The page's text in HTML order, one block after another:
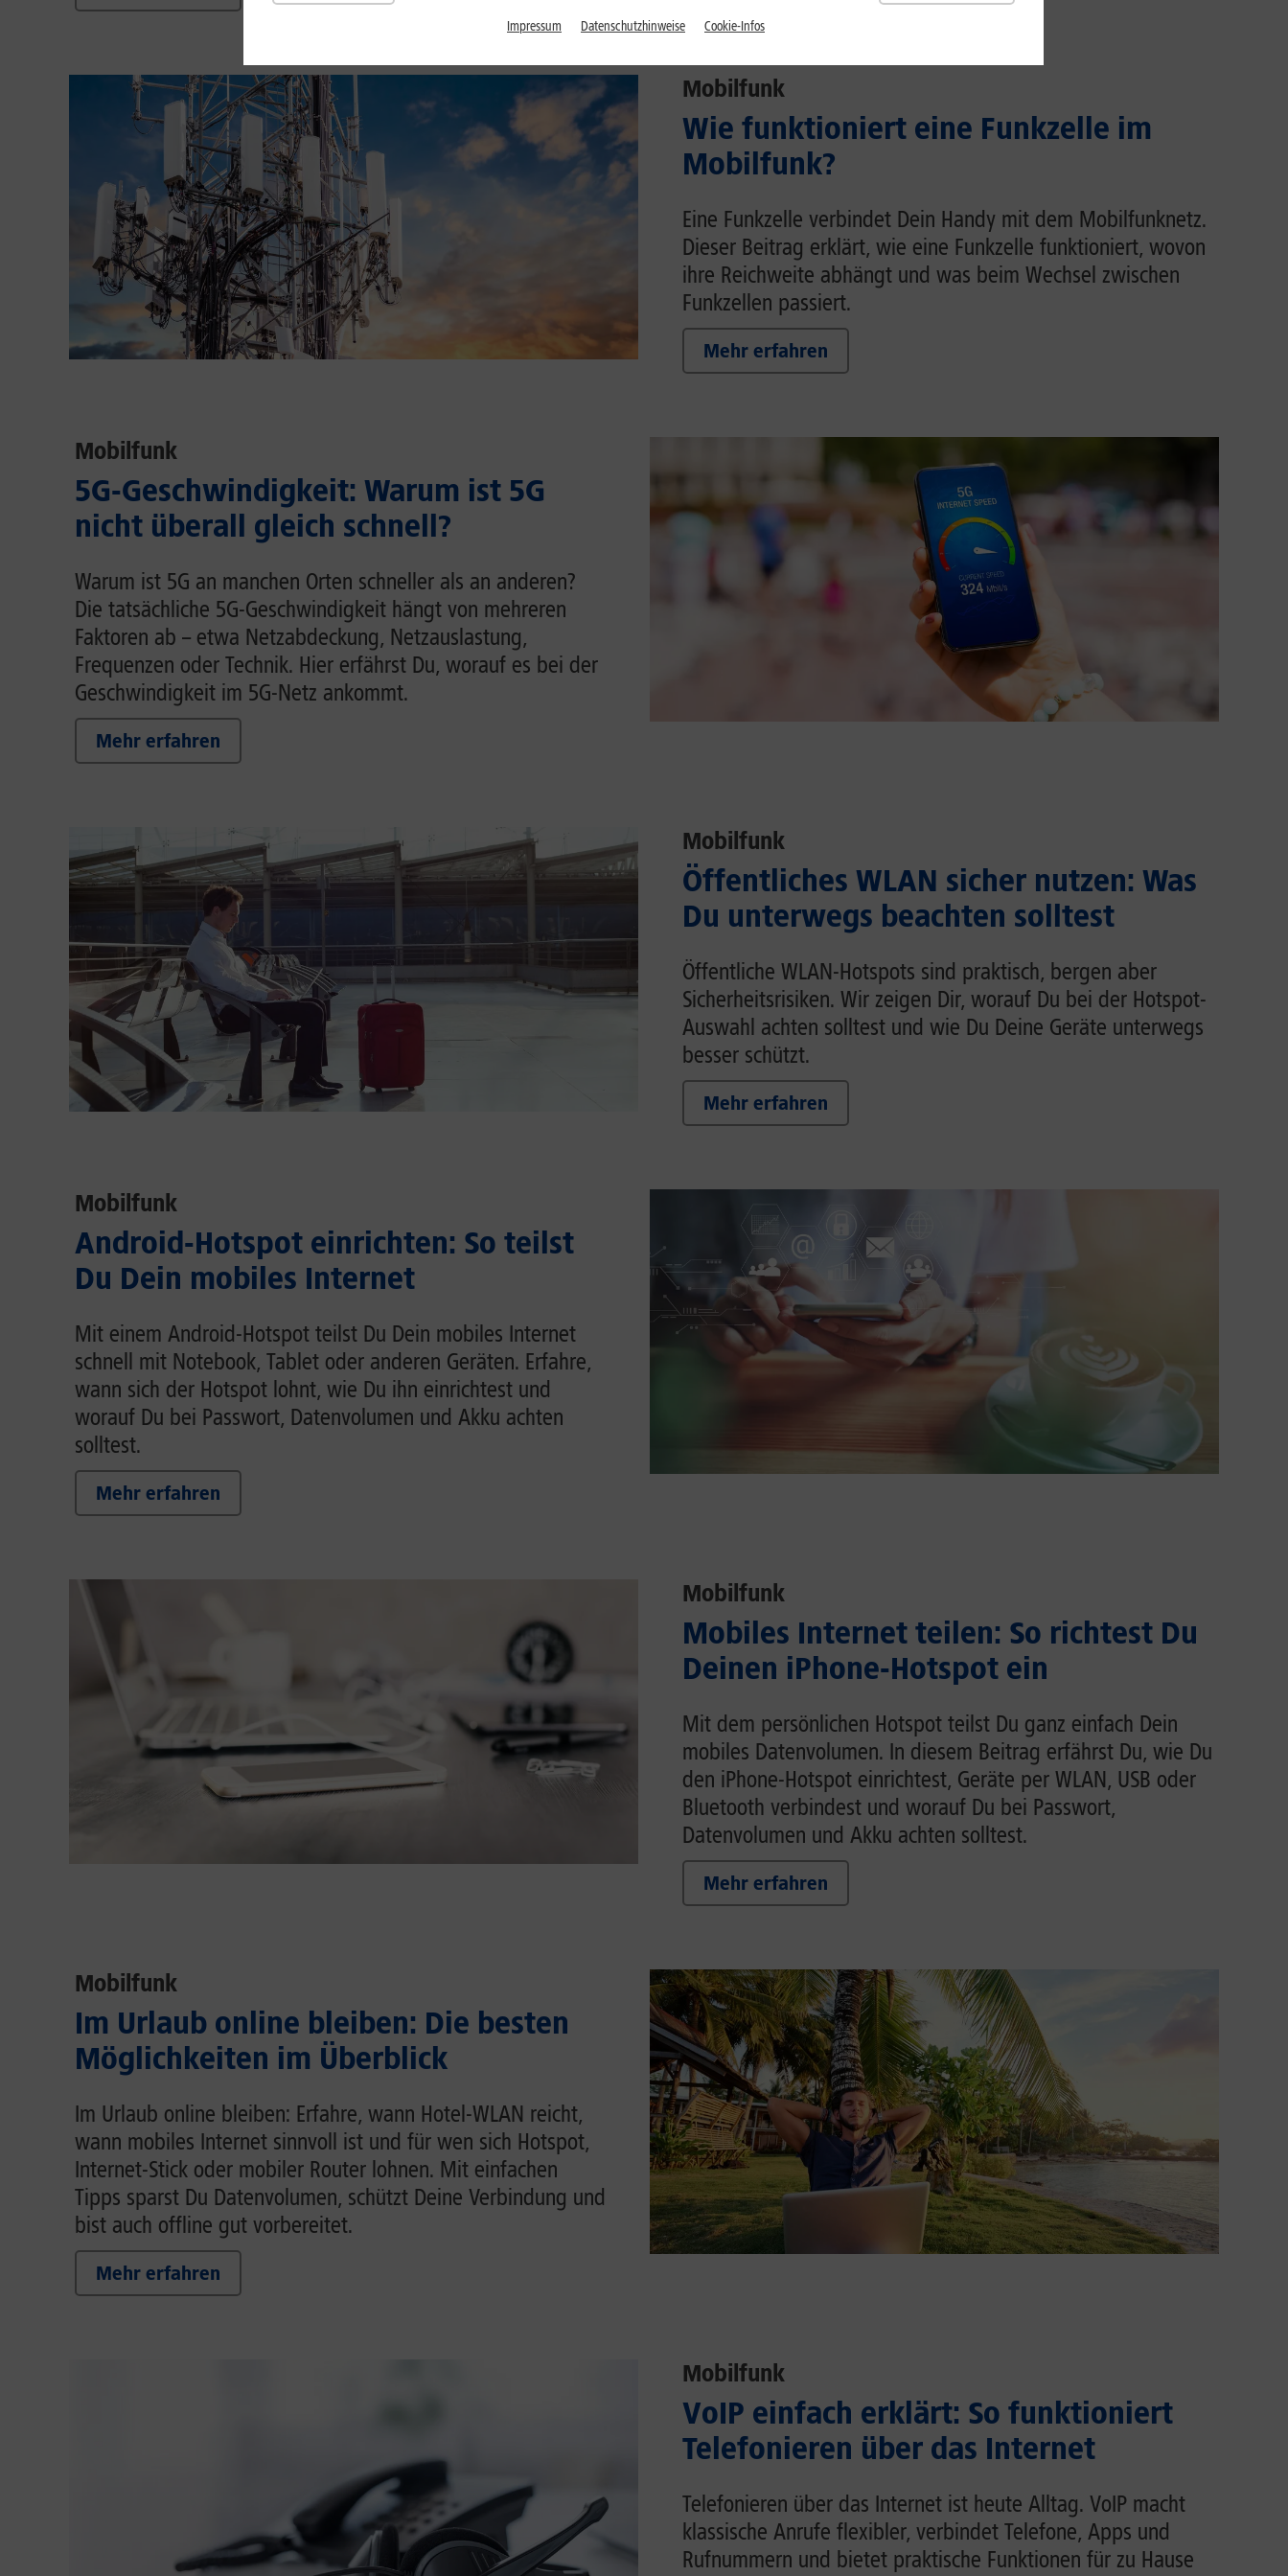
Mobilfunk
Wie funktioniert eine Funkzelle im
Mobilfunk?
Eine Funkzelle verbindet Dein Handy mit dem Mobilfunknetz.
Dieser Beitrag erklärt, wie eine Funkzelle funktioniert, wovon
ihre Reichweite abhängt und was beim Wechsel zwischen
Funkzellen passiert.
Mehr erfahren
Mobilfunk
5G-Geschwindigkeit: Warum ist 5G
nicht überall gleich schnell?
Warum ist 5G an manchen Orten schneller als an anderen?
Die tatsächliche 5G-Geschwindigkeit hängt von mehreren
Faktoren ab – etwa Netzabdeckung, Netzauslastung,
Frequenzen oder Technik. Hier erfährst Du, worauf es bei der
Geschwindigkeit im 5G-Netz ankommt.
Mehr erfahren
Mobilfunk
Öffentliches WLAN sicher nutzen: Was
Du unterwegs beachten solltest
Öffentliche WLAN-Hotspots sind praktisch, bergen aber
Sicherheitsrisiken. Wir zeigen Dir, worauf Du bei der Hotspot-
Auswahl achten solltest und wie Du Deine Geräte unterwegs
besser schützt.
Mehr erfahren
Mobilfunk
Android-Hotspot einrichten: So teilst
Du Dein mobiles Internet
Mit einem Android-Hotspot teilst Du Dein mobiles Internet
schnell mit Notebook, Tablet oder anderen Geräten. Erfahre,
wann sich der Hotspot lohnt, wie Du ihn einrichtest und
worauf Du bei Passwort, Datenvolumen und Akku achten
solltest.
Mehr erfahren
Mobilfunk
Mobiles Internet teilen: So richtest Du
Deinen iPhone-Hotspot ein
Mit dem persönlichen Hotspot teilst Du ganz einfach Dein
mobiles Datenvolumen. In diesem Beitrag erfährst Du, wie Du
den iPhone-Hotspot einrichtest, Geräte per WLAN, USB oder
Bluetooth verbindest und worauf Du bei Passwort,
Datenvolumen und Akku achten solltest.
Mehr erfahren
Mobilfunk
Im Urlaub online bleiben: Die besten
Möglichkeiten im Überblick
Im Urlaub online bleiben: Erfahre, wann Hotel-WLAN reicht,
wann mobiles Internet sinnvoll ist und für wen sich Hotspot,
Internet-Stick oder mobiler Router lohnen. Mit einfachen
Tipps sparst Du Datenvolumen, schützt Deine Verbindung und
bist auch offline gut vorbereitet.
Mehr erfahren
Mobilfunk
VoIP einfach erklärt: So funktioniert
Telefonieren über das Internet
Telefonieren über das Internet ist heute Alltag. VoIP macht
klassische Anrufe flexibler, verbindet Telefone, Apps und
Rufnummern und bietet praktische Funktionen für zu Hause
Impressum Datenschutzhinweise Cookie-Infos